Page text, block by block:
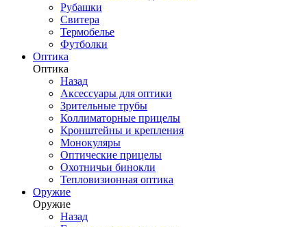
Рубашки
Свитера
Термобелье
Футболки
Оптика
Оптика
Назад
Аксессуары для оптики
Зрительные трубы
Коллиматорные прицелы
Кронштейны и крепления
Монокуляры
Оптические прицелы
Охотничьи бинокли
Тепловизионная оптика
Оружие
Оружие
Назад